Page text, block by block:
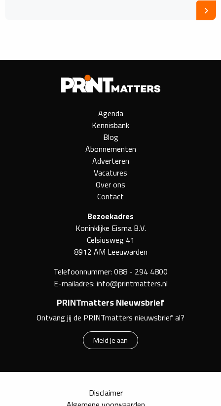
Agenda
Kennisbank
Blog
Abonnementen
Adverteren
Vacatures
Over ons
Contact
Bezoekadres
Koninklijke Eisma B.V.
Celsiusweg 41
8912 AM Leeuwarden
Telefoonnummer:088 - 294 4800
E-mailadres:info@printmatters.nl
PRINTmatters Nieuwsbrief
Ontvang jij de PRINTmatters nieuwsbrief al?
Meld je aan
Disclaimer